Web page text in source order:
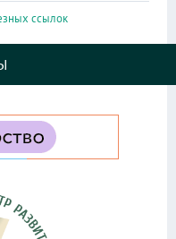
ссылок